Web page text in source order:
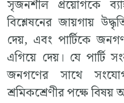
সৃজনশীল প্রয়োগকে
বিশ্লেষনের জায়গায়
দেয়, এবং পার্টিকে
এগিয়ে দেয়। যে পার্টি
জনগণের সাথে
শ্রমিকশ্রেণীর পক্ষে বিষয়